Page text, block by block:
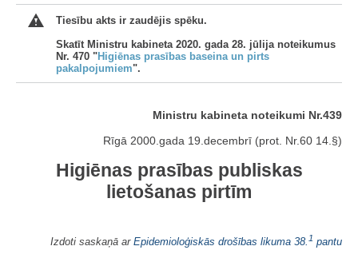
Tiesību akts ir zaudējis spēku.
Skatīt Ministru kabineta 2020. gada 28. jūlija noteikumus
Nr. 470 "Higiēnas prasības baseina un pirts
pakalpojumiem".
Ministru kabineta noteikumi Nr.439
Rīgā 2000.gada 19.decembrī (prot. Nr.60 14.§)
Higiēnas prasības publiskas
lietošanas pirtīm
Izdoti saskaņā ar Epidemioloģiskās drošības likuma 38. 1 pantu